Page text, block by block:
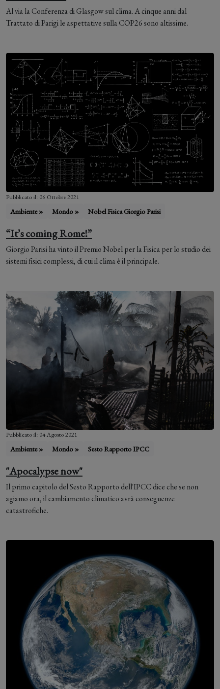
Cross-Site Request Forgery. Cliccando su accetta o
proseguendo la navigazione ne acconsenti l'utilizzo.
Accetta
Al via la Conferenza di Glasgow sul clima. A cinque anni dal
Trattato di Parigi le aspettative sulla COP26 sono altissime.
Pubblicato il: 06 Ottobre 2021
Ambiente » Mondo » Nobel Fisica Giorgio Parisi
“It’s coming Rome!”
Giorgio Parisi ha vinto il Premio Nobel per la Fisica per lo studio dei
sistemi fisici complessi, di cui il clima è il principale.
Pubblicato il: 04 Agosto 2021
Ambiente » Mondo » Sesto Rapporto IPCC
"Apocalypse now"
Il primo capitolo del Sesto Rapporto dell'IPCC dice che se non
agiamo ora, il cambiamento climatico avrà conseguenze
catastrofiche.